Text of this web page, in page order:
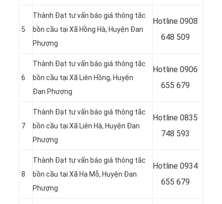
5
Thành Đạt tư vấn báo giá thông tắc
bồn cầu tại Xã Hồng Hà, Huyện Đan
Phượng
Hotline 0908
648 509
6
Thành Đạt tư vấn báo giá thông tắc
bồn cầu tại Xã Liên Hồng, Huyện
Đan Phượng
Hotline 0906
655 679
7
Thành Đạt tư vấn báo giá thông tắc
bồn cầu tại Xã Liên Hà, Huyện Đan
Phượng
Hotline 0835
748 593
8
Thành Đạt tư vấn báo giá thông tắc
bồn cầu tại Xã Hạ Mỗ, Huyện Đan
Phượng
Hotline 0934
655 679